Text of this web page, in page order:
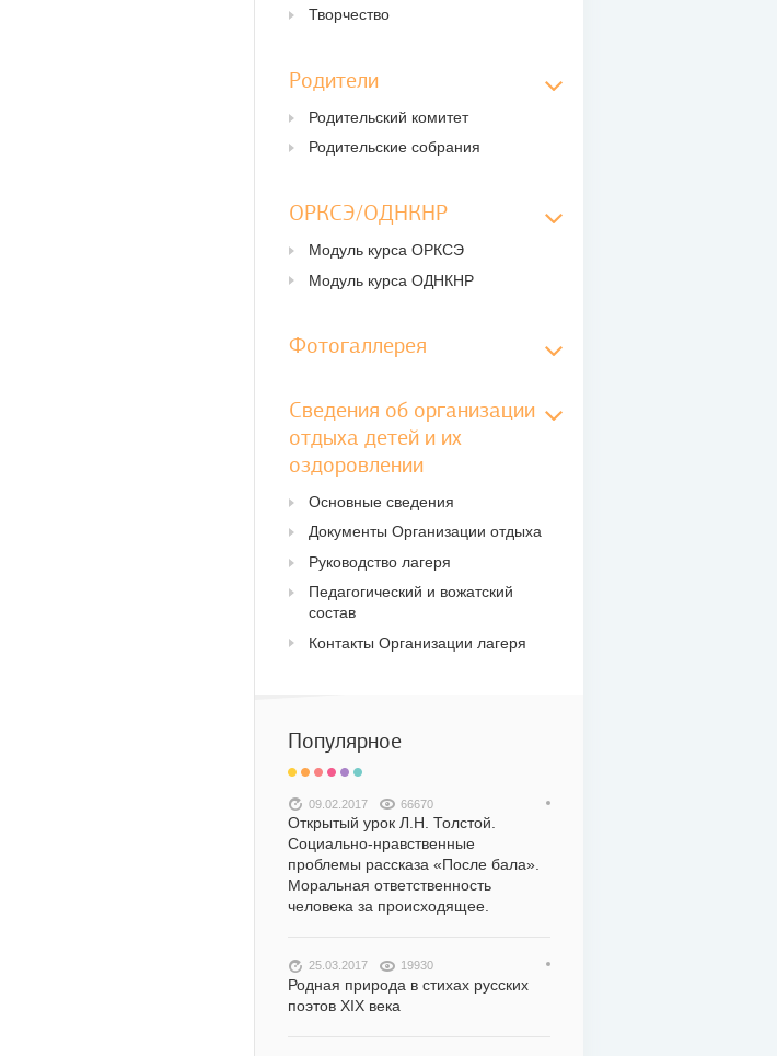
Творчество
Родители
Родительский комитет
Родительские собрания
ОРКСЭ/ОДНКНР
Модуль курса ОРКСЭ
Модуль курса ОДНКНР
Фотогаллерея
Сведения об организации
отдыха детей и их
оздоровлении
Основные сведения
Документы Организации отдыха
Руководство лагеря
Педагогический и вожатский
состав
Контакты Организации лагеря
Популярное
09.02.2017 66670
Открытый урок Л.Н. Толстой.
Социально-нравственные
проблемы рассказа «После бала».
Моральная ответственность
человека за происходящее.
25.03.2017 19930
Родная природа в стихах русских
поэтов XIX века